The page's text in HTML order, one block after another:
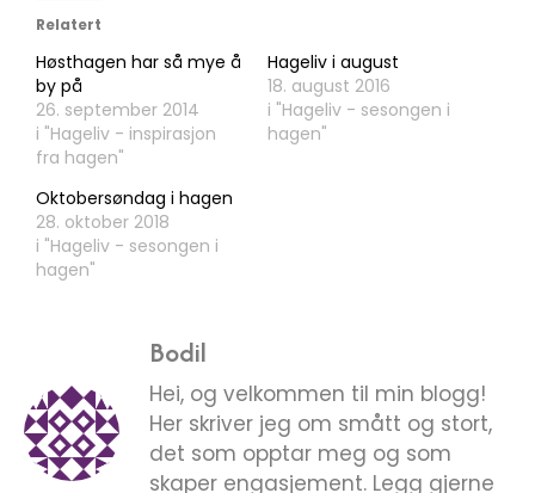
Relatert
Høsthagen har så mye å
by på
26. september 2014
i "Hageliv - inspirasjon
fra hagen"
Hageliv i august
18. august 2016
i "Hageliv - sesongen i
hagen"
Oktobersøndag i hagen
28. oktober 2018
i "Hageliv - sesongen i
hagen"
Bodil
Hei, og velkommen til min blogg!
Her skriver jeg om smått og stort,
det som opptar meg og som
skaper engasjement. Legg gjerne